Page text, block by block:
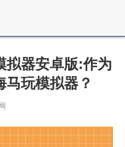
拟器安卓版:作为
玩模拟器？